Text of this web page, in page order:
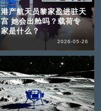
港产航天员黎家盈进驻天
宫 她会出舱吗？载荷专
家是什么？
2026-05-26